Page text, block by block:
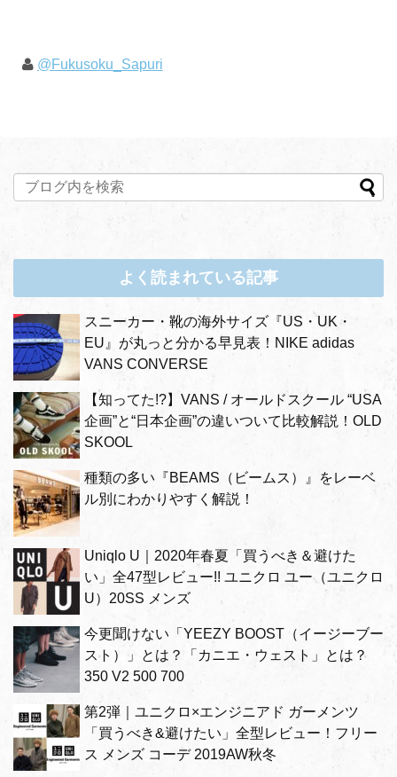
@Fukusoku_Sapuri
よく読まれている記事
スニーカー・靴の海外サイズ『US・UK・
EU』が丸っと分かる早見表！NIKE adidas
VANS CONVERSE
【知ってた!?】VANS / オールドスクール “USA
企画”と“日本企画”の違いついて比較解説！OLD
SKOOL
種類の多い『BEAMS（ビームス）』をレーベ
ル別にわかりやすく解説！
Uniqlo U｜2020年春夏「買うべき＆避けた
い」全47型レビュー!! ユニクロ ユー（ユニクロ
U）20SS メンズ
今更聞けない「YEEZY BOOST（イージーブー
スト）」とは？「カニエ・ウェスト」とは？
350 V2 500 700
第2弾｜ユニクロ×エンジニアド ガーメンツ
「買うべき&避けたい」全型レビュー！フリー
ス メンズ コーデ 2019AW秋冬